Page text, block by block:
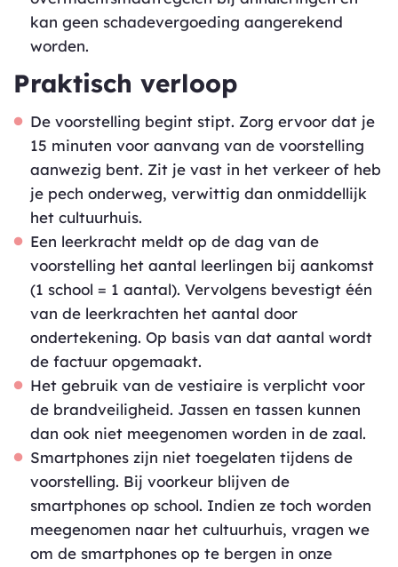
kan geen schadevergoeding aangerekend
worden.
Praktisch verloop
De voorstelling begint stipt. Zorg ervoor dat je
15 minuten voor aanvang van de voorstelling
aanwezig bent. Zit je vast in het verkeer of heb
je pech onderweg, verwittig dan onmiddellijk
het cultuurhuis.
Een leerkracht meldt op de dag van de
voorstelling het aantal leerlingen bij aankomst
(1 school = 1 aantal). Vervolgens bevestigt één
van de leerkrachten het aantal door
ondertekening. Op basis van dat aantal wordt
de factuur opgemaakt.
Het gebruik van de vestiaire is verplicht voor
de brandveiligheid. Jassen en tassen kunnen
dan ook niet meegenomen worden in de zaal.
Smartphones zijn niet toegelaten tijdens de
voorstelling. Bij voorkeur blijven de
smartphones op school. Indien ze toch worden
meegenomen naar het cultuurhuis, vragen we
om de smartphones op te bergen in onze